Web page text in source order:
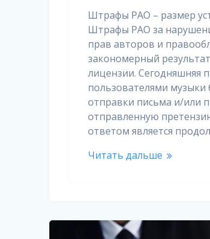
Штрафы РАО – размер
Штрафы РАО за
прав авторов и
закономерный
лицензии. Сегодняшняя
пользователями музыки
отправки письма и/или
отправленную
ответом является
Читать дальше